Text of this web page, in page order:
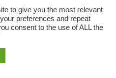
Kunstzentrum OG
14:00 bis 17:00 Montag:
to give you the most relevant
preferences and repeat
consent to the use of ALL the